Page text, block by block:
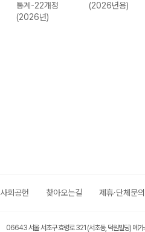
통계-22개정
(2026년)
(2026년용)
사회공헌 찾아오는길 제휴·단체문의
06643 서울 서초구 효령로 321 (서초동, 덕원빌딩)